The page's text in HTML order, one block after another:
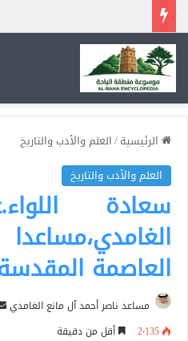
الرئيسية/العلم والأدب والتاريخ
العلم والأدب والتاريخ
سعادة
العاصمة
مساعد ناصر أحمد آل مانع الغامدي
2٬135
أقل من دقيقة